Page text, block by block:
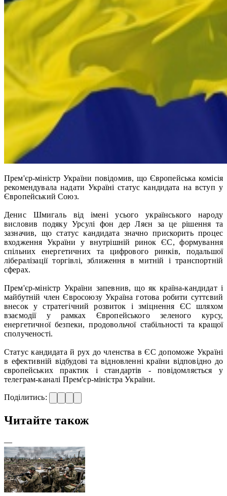
Прем'єр-міністр України повідомив, що Європейська комісія
рекомендувала надати Україні статус кандидата на вступ у
Європейський Союз.
Денис Шмигаль від імені усього українського народу
висловив подяку Урсулі фон дер Ляєн за це рішення та
зазначив, що статус кандидата значно прискорить процес
входження України у внутрішній ринок ЄС, формування
спільних енергетичних та цифрового ринків, подальшої
лібералізації торгівлі, зближення в митній і транспортній
сферах.
Прем'єр-міністр України запевнив, що як країна-кандидат і
майбутній член Євросоюзу Україна готова робити суттєвий
внесок у стратегічний розвиток і зміцнення ЄС шляхом
взаємодії у рамках Європейського зеленого курсу,
енергетичної безпеки, продовольчої стабільності та кращої
сполученості.
Статус кандидата й рух до членства в ЄС допоможе Україні
в ефективній відбудові та відновленні країни відповідно до
європейських практик і стандартів - повідомляється у
телеграм-каналі Прем'єр-міністра України.
Поділитись:
Читайте також
—